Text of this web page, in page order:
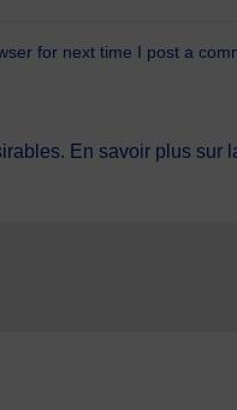
for next time I post a
En savoir plus sur